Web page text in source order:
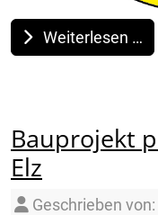
Weiterlesen …
Bauprojekt
Elz
Details
Geschrieben von: